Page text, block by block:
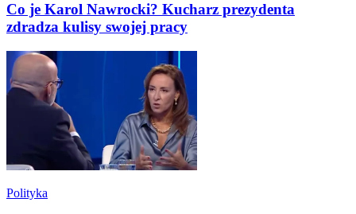
Co je Karol Nawrocki? Kucharz prezydenta
zdradza kulisy swojej pracy
Polityka